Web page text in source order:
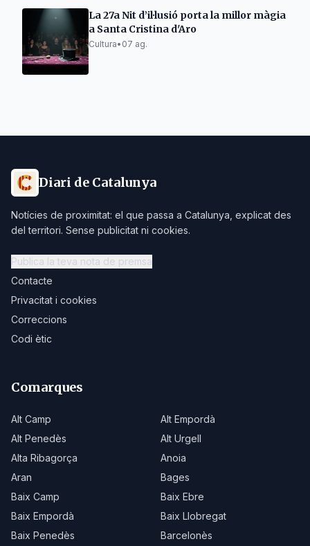
La 27a Nit d’il·lusió porta la millor màgia
a Santa Cristina d'Aro
Cultura• 07 ag.
Diari de Catalunya
Notícies de proximitat: el que passa a Catalunya, explicat des
del territori. Sense publicitat ni cookies.
Publica la teva nota de premsa
Contacte
Privacitat i cookies
Correccions
Codi ètic
Comarques
Alt Camp
Alt Empordà
Alt Penedès
Alt Urgell
Alta Ribagorça
Anoia
Aran
Bages
Baix Camp
Baix Ebre
Baix Empordà
Baix Llobregat
Baix Penedès
Barcelonès